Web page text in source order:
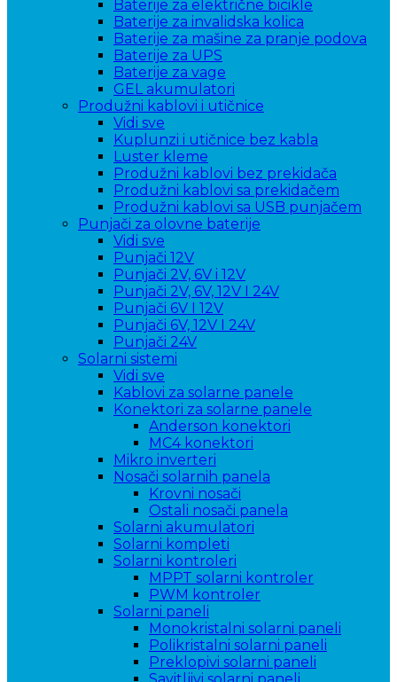
Baterije za električne bicikle
Baterije za invalidska kolica
Baterije za mašine za pranje podova
Baterije za UPS
Baterije za vage
GEL akumulatori
Produžni kablovi i utičnice
Vidi sve
Kuplunzi i utičnice bez kabla
Luster kleme
Produžni kablovi bez prekidača
Produžni kablovi sa prekidačem
Produžni kablovi sa USB punjačem
Punjači za olovne baterije
Vidi sve
Punjači 12V
Punjači 2V, 6V i 12V
Punjači 2V, 6V, 12V I 24V
Punjači 6V I 12V
Punjači 6V, 12V I 24V
Punjači 24V
Solarni sistemi
Vidi sve
Kablovi za solarne panele
Konektori za solarne panele
Anderson konektori
MC4 konektori
Mikro inverteri
Nosači solarnih panela
Krovni nosači
Ostali nosači panela
Solarni akumulatori
Solarni kompleti
Solarni kontroleri
MPPT solarni kontroler
PWM kontroler
Solarni paneli
Monokristalni solarni paneli
Polikristalni solarni paneli
Preklopivi solarni paneli